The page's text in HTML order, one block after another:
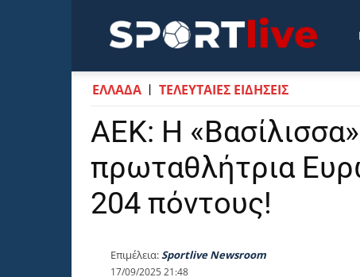
ΕΛΛΑΔΑ ΤΕΛΕΥΤΑΙΕΣ ΕΙΔΗΣΕΙΣ
ΑΕΚ: Η
πρωταθλήτρια
204 πόντους!
Επιμέλεια:Sportlive Newsroom
17/09/2025 21:48